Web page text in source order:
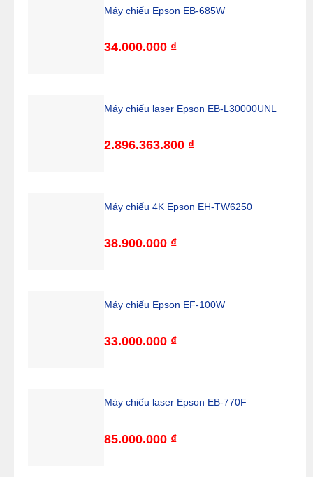
Máy chiếu Epson EB-685W
34.000.000 ₫
Máy chiếu laser Epson EB-L30000UNL
2.896.363.800 ₫
Máy chiếu 4K Epson EH-TW6250
38.900.000 ₫
Máy chiếu Epson EF-100W
33.000.000 ₫
Máy chiếu laser Epson EB-770F
85.000.000 ₫